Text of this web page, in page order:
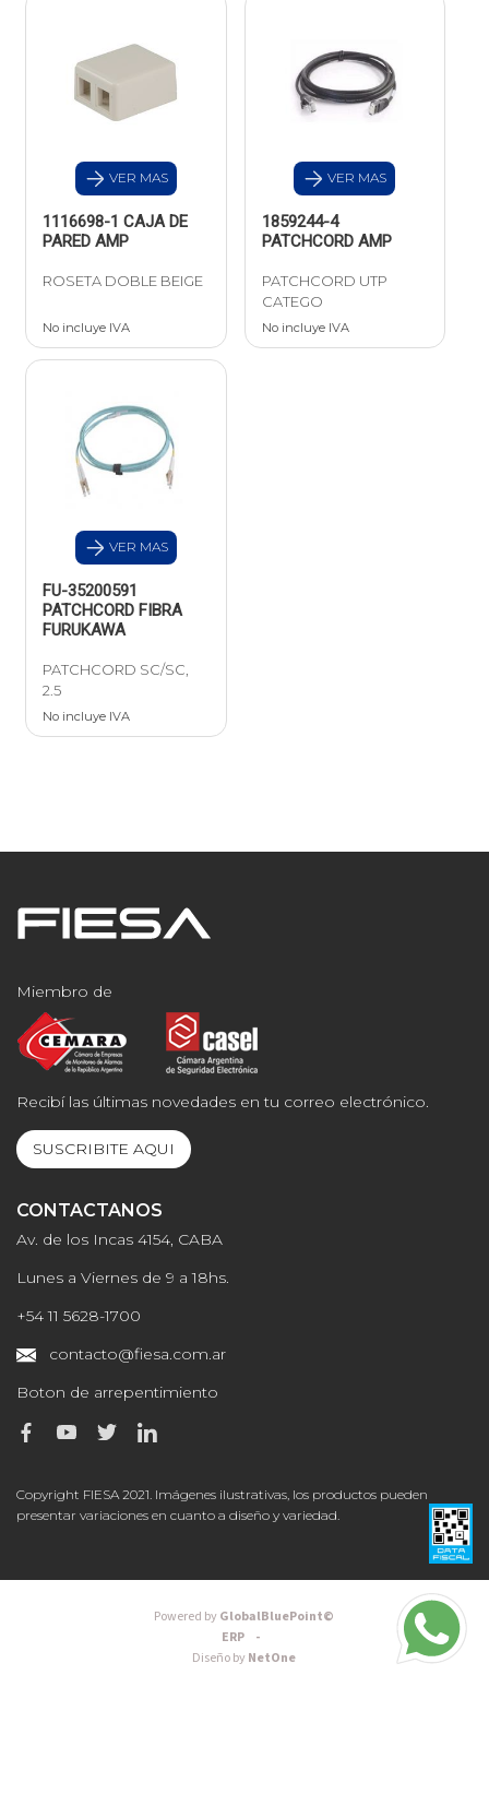
VER MAS
1116698-1 CAJA DE
PARED AMP
ROSETA DOBLE BEIGE
No incluye IVA
VER MAS
1859244-4
PATCHCORD AMP
PATCHCORD UTP
CATEGO
No incluye IVA
VER MAS
FU-35200591
PATCHCORD FIBRA
FURUKAWA
PATCHCORD SC/SC,
2.5
No incluye IVA
Miembro de
Recibí las últimas novedades en tu correo electrónico.
SUSCRIBITE AQUI
CONTACTANOS
Av. de los Incas 4154, CABA
Lunes a Viernes de 9 a 18hs.
+54 11 5628-1700
contacto@fiesa.com.ar
Boton de arrepentimiento
Copyright FIESA 2021. Imágenes ilustrativas, los productos pueden
presentar variaciones en cuanto a diseño y variedad.
Powered byGlobalBluePoint©
ERP -
Diseño byNetOne